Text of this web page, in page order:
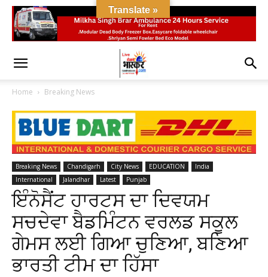
Home Breaking News
Breaking News Chandigarh City News EDUCATION
India
International
Jalandhar Latest Punjab
ਇੰਨੋਸੈਂਟ ਹਾਰਟਸ ਦਾ ਦਿਵਯਮ
ਸਚਦੇਵਾ ਬੈਡਮਿੰਟਨ ਵਰਲਡ ਸਕੂਲ
ਗੇਮਸ ਲਈ ਗਿਆ ਚੁਣਿਆ, ਬਣਿਆ
ਭਾਰਤੀ ਟੀਮ ਦਾ ਹਿੱਸਾ
Translate »